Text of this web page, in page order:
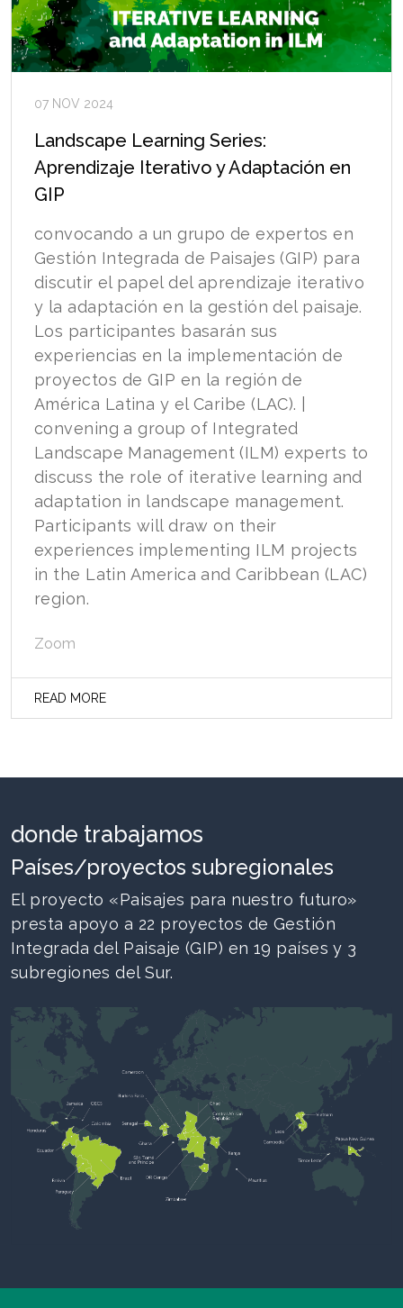
07 NOV 2024
Landscape Learning Series:
Aprendizaje Iterativo y Adaptación en
GIP
convocando a un grupo de expertos en
Gestión Integrada de Paisajes (GIP) para
discutir el papel del aprendizaje iterativo
y la adaptación en la gestión del paisaje.
Los participantes basarán sus
experiencias en la implementación de
proyectos de GIP en la región de
América Latina y el Caribe (LAC). |
convening a group of Integrated
Landscape Management (ILM) experts to
discuss the role of iterative learning and
adaptation in landscape management.
Participants will draw on their
experiences implementing ILM projects
in the Latin America and Caribbean (LAC)
region.
Zoom
READ MORE
donde trabajamos
Países/proyectos subregionales
El proyecto «Paisajes para nuestro futuro»
presta apoyo a 22 proyectos de Gestión
Integrada del Paisaje (GIP) en 19 países y 3
subregiones del Sur.